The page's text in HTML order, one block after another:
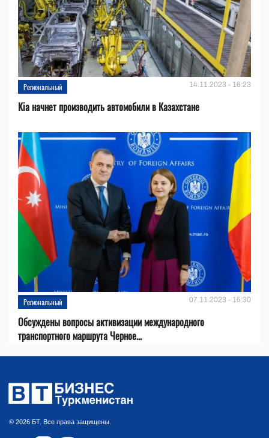
Региональный 14.11.2023 - 16:23
Kia начнет производить автомобили в Казахстане
Региональный 07.11.2023 - 15:30
Обсуждены вопросы активизации международного
транспортного маршрута Черное...
© 2026 БТ. Все права защищены.